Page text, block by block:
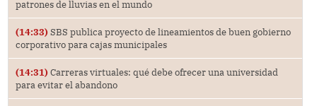
patrones de lluvias en el mundo
(14:33) SBS publica proyecto de lineamientos de buen gobierno
corporativo para cajas municipales
(14:31) Carreras virtuales: qué debe ofrecer una universidad
para evitar el abandono